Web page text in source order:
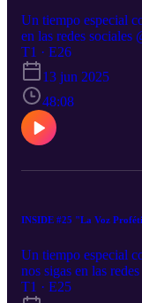
Un tiempo especial
en las redes sociales
T1 · E26
13 jun 2025
48:08
Un tiempo especial
nos sigas en las
T1 · E25